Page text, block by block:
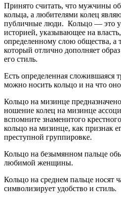
Принято считать, что мужчины
кольца, а любителями колец
публичные люди. Кольцо — это
историей, указывающее на
определенному слою общества, а
который отлично дополняет
его стиль.
Есть определенная сложившаяся
можно носить кольцо и на что оно
Кольцо на мизинце
ношение колец на мизинце
вспомните знаменитого
кольцо на мизинце, как признак
преступной группировке.
Кольцо на безымянном пальце
любимой женщины.
Кольцо на среднем пальце носят
символизирует удобство и стиль.